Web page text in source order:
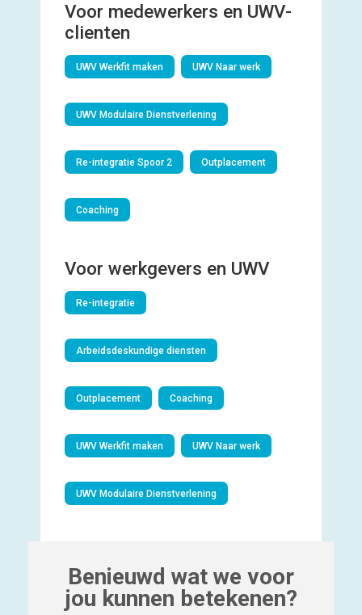
Voor medewerkers en UWV-
clienten
UWV Werkfit maken UWV Naar werk
UWV Modulaire Dienstverlening
Re-integratie Spoor 2 Outplacement
Coaching
Voor werkgevers en UWV
Re-integratie
Arbeidsdeskundige diensten
Outplacement Coaching
UWV Werkfit maken UWV Naar werk
UWV Modulaire Dienstverlening
Benieuwd wat we voor
jou kunnen betekenen?